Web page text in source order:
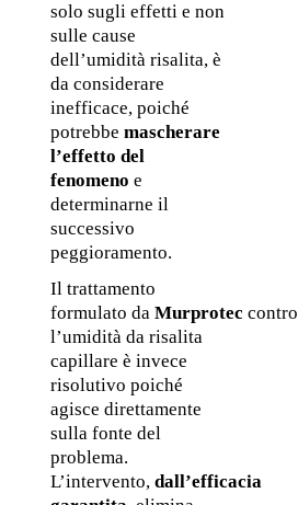
solo sugli effetti e non
sulle cause
dell’umidità risalita, è
da considerare
inefficace, poiché
potrebbe mascherare
l’effetto del
fenomeno e
determinarne il
successivo
peggioramento.
Il trattamento
formulato da Murprotec contro
l’umidità da risalita
capillare è invece
risolutivo poiché
agisce direttamente
sulla fonte del
problema.
L’intervento, dall’efficacia